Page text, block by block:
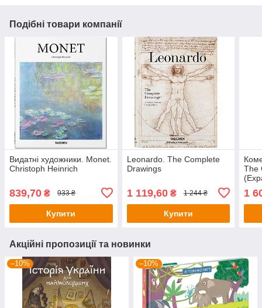
Подібні товари компанії
Видатні художники. Monet.
Christoph Heinrich
839,70 ₴ 933 ₴
Купити
Leonardo. The Complete
Drawings
1 119,60₴ 1 244 ₴
Купити
The
1
Акційні пропозиції та новинки
–10% –10%